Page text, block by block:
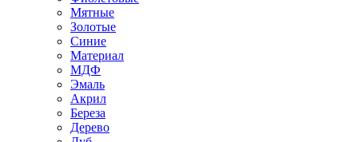
Мятные
Золотые
Синие
Материал
МДФ
Эмаль
Акрил
Береза
Дерево